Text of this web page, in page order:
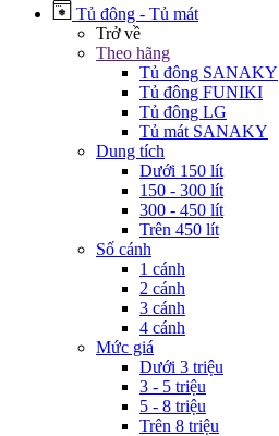
Tủ đông - Tủ mát
Trở về
Theo hãng
Tủ đông SANAKY
Tủ đông FUNIKI
Tủ đông LG
Tủ mát SANAKY
Dung tích
Dưới 150 lít
150 - 300 lít
300 - 450 lít
Trên 450 lít
Số cánh
1 cánh
2 cánh
3 cánh
4 cánh
Mức giá
Dưới 3 triệu
3 - 5 triệu
5 - 8 triệu
Trên 8 triệu